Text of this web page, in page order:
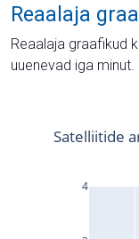
Reaalaja
Reaalaja graafikud
uuenevad iga minut.